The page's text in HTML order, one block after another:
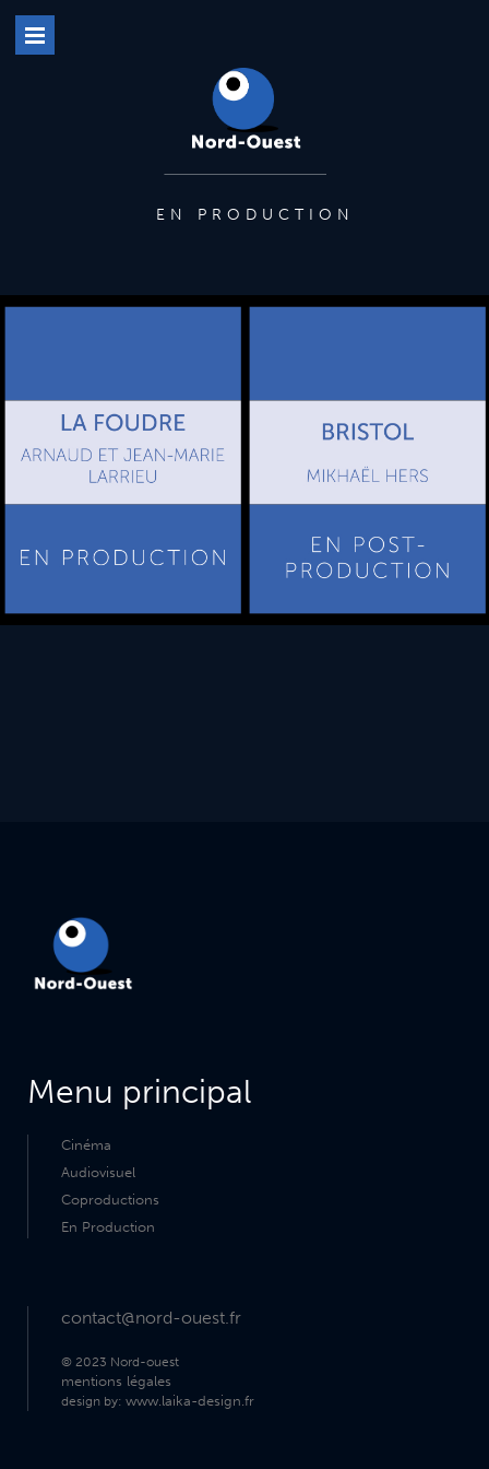
EN PRODUCTION
Menu principal
Cinéma
Audiovisuel
Coproductions
En Production
contact@nord-ouest.fr
© 2023 Nord-ouest
mentions légales
design by: www.laika-design.fr